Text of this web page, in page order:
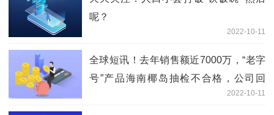
呢？
2022-10-11
全球短讯！去年销售额近7000万，“老字
号”产品海南椰岛抽检不合格，公司回
2022-10-11